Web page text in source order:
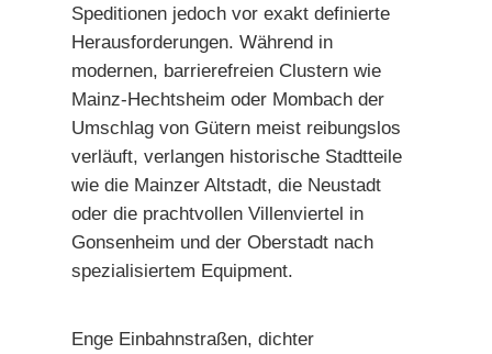
Speditionen jedoch vor exakt definierte
Herausforderungen. Während in
modernen, barrierefreien Clustern wie
Mainz-Hechtsheim oder Mombach der
Umschlag von Gütern meist reibungslos
verläuft, verlangen historische Stadtteile
wie die Mainzer Altstadt, die Neustadt
oder die prachtvollen Villenviertel in
Gonsenheim und der Oberstadt nach
spezialisiertem Equipment.
Enge Einbahnstraßen, dichter